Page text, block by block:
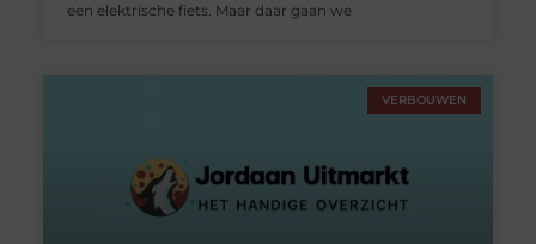
een elektrische fiets. Maar daar gaan we
VERBOUWEN